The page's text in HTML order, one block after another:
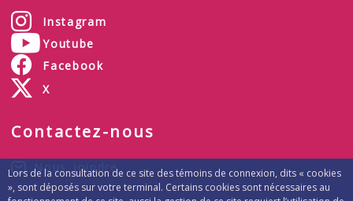
Lors de la consultation de ce site des témoins de connexion, dits « cookies
», sont déposés sur votre terminal. Certains cookies sont nécessaires au
Instagram
Youtube
Facebook
X
Contactez-nous
Nous joindre